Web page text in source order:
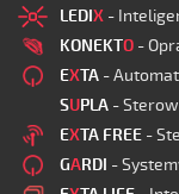
LEDIX -
KONEKTO -
EXTA -
SUPLA -
EXTA FREE -
GARDI -